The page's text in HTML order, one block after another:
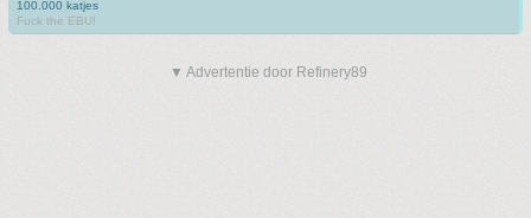
100.000 katjes
Fuck the EBU!
▼ Advertentie door Refinery89